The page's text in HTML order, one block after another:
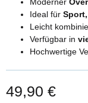
Moderner
Ideal für
Leicht
Verfügbar in
Hochwertige
49,90 €